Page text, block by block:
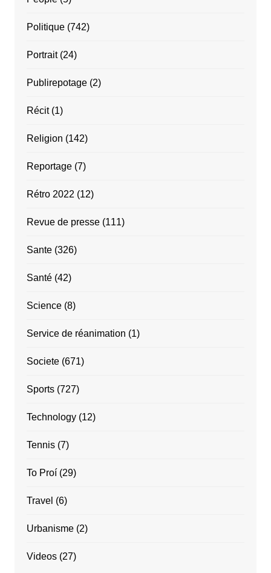
Politique(742)
Portrait(24)
Publirepotage(2)
Récit(1)
Religion (142)
Reportage(7)
Rétro 2022 (12)
Revue de presse(111)
Sante(326)
Santé(42)
Science(8)
Service de réanimation (1)
Societe(671)
Sports(727)
Technology(12)
Tennis(7)
To Proí(29)
Travel (6)
Urbanisme(2)
Videos(27)